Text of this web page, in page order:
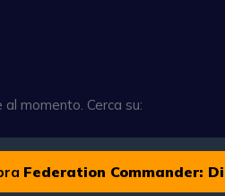
momento. Cerca su:
Federation Commander: